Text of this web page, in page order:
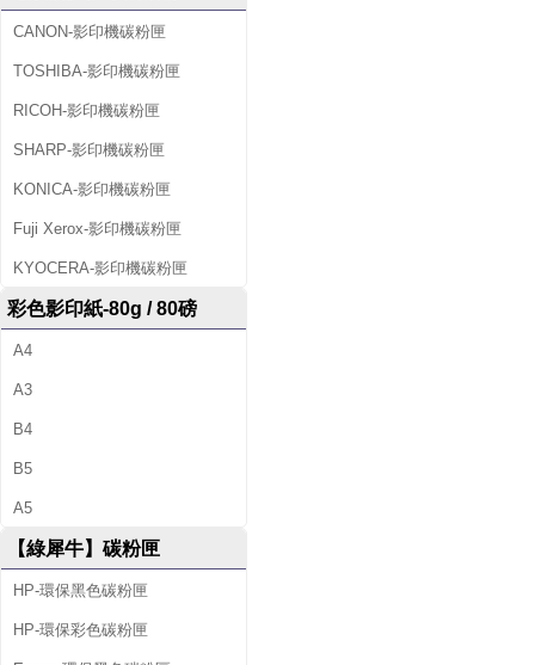
CANON-影印機碳粉匣
TOSHIBA-影印機碳粉匣
RICOH-影印機碳粉匣
SHARP-影印機碳粉匣
KONICA-影印機碳粉匣
Fuji Xerox-影印機碳粉匣
KYOCERA-影印機碳粉匣
彩色影印紙-80g / 80磅
A4
A3
B4
B5
A5
【綠犀牛】碳粉匣
HP-環保黑色碳粉匣
HP-環保彩色碳粉匣